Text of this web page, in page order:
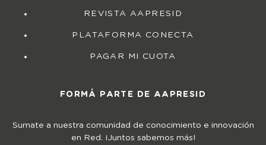
REVISTA AAPRESID
PLATAFORMA CONECTA
PAGAR MI CUOTA
FORMÁ PARTE DE AAPRESID
Sumate a nuestra comunidad de conocimiento e innovación
en Red. ¡Juntos sabemos más!